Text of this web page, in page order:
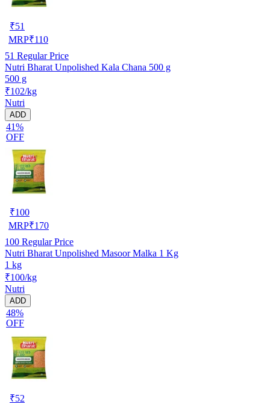
₹51
MRP₹110
51 Regular Price
Nutri Bharat Unpolished Kala Chana 500 g
500 g
₹102/kg
Nutri
ADD
41%
OFF
₹100
MRP₹170
100 Regular Price
Nutri Bharat Unpolished Masoor Malka 1 Kg
1 kg
₹100/kg
Nutri
ADD
48%
OFF
₹52